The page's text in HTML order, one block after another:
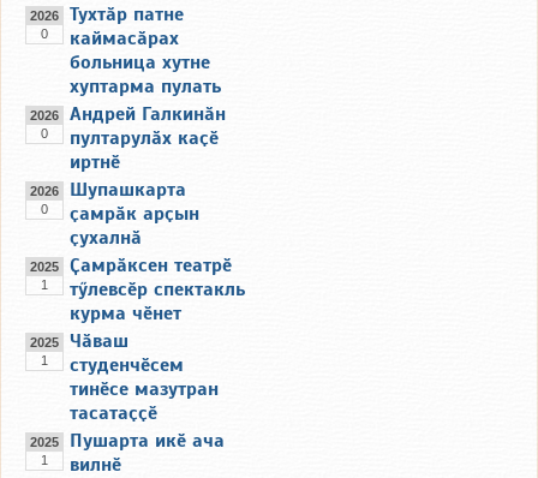
2026
0
Тухтӑр патне
каймасӑрах
больница хутне
хуптарма пулать
2026
0
Андрей Галкинӑн
пултарулӑх каҫӗ
иртнӗ
2026
0
Шупашкарта
ҫамрӑк арҫын
ҫухалнӑ
2025
1
Ҫамрӑксен театрӗ
тӳлевсӗр спектакль
курма чӗнет
2025
1
Чӑваш
студенчӗсем
тинӗсе мазутран
тасатаҫҫӗ
2025
1
Пушарта икӗ ача
вилнӗ